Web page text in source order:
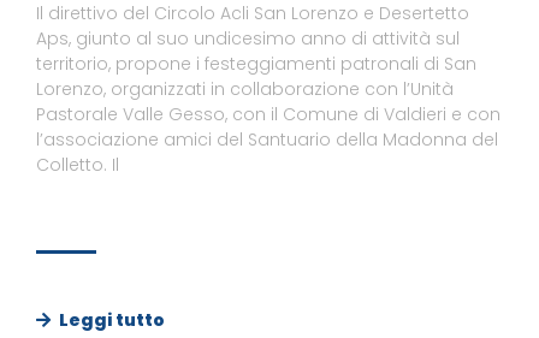
Il direttivo del Circolo Acli San Lorenzo e Desertetto
Aps, giunto al suo undicesimo anno di attività sul
territorio, propone i festeggiamenti patronali di San
Lorenzo, organizzati in collaborazione con l’Unità
Pastorale Valle Gesso, con il Comune di Valdieri e con
l’associazione amici del Santuario della Madonna del
Colletto. Il
Leggi tutto